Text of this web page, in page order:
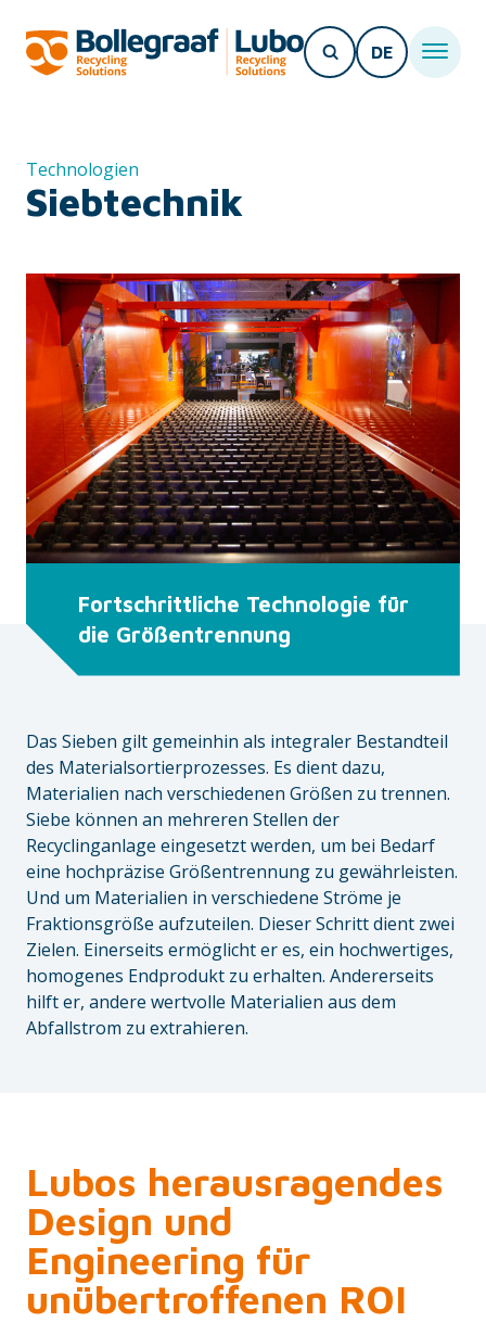
DE
Technologien
Siebtechnik
Fortschrittliche Technologie für
die Größentrennung
Das Sieben gilt gemeinhin als integraler Bestandteil
des Materialsortierprozesses. Es dient dazu,
Materialien nach verschiedenen Größen zu trennen.
Siebe können an mehreren Stellen der
Recyclinganlage eingesetzt werden, um bei Bedarf
eine hochpräzise Größentrennung zu gewährleisten.
Und um Materialien in verschiedene Ströme je
Fraktionsgröße aufzuteilen. Dieser Schritt dient zwei
Zielen. Einerseits ermöglicht er es, ein hochwertiges,
homogenes Endprodukt zu erhalten. Andererseits
hilft er, andere wertvolle Materialien aus dem
Abfallstrom zu extrahieren.
Lubos herausragendes
Design und
Engineering für
unübertroffenen ROI